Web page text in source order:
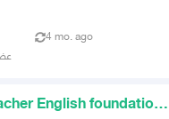
4 mo. ago
عضو
English foundation